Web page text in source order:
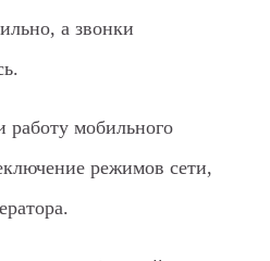
а звонки
работу мобильного
режимов сети,